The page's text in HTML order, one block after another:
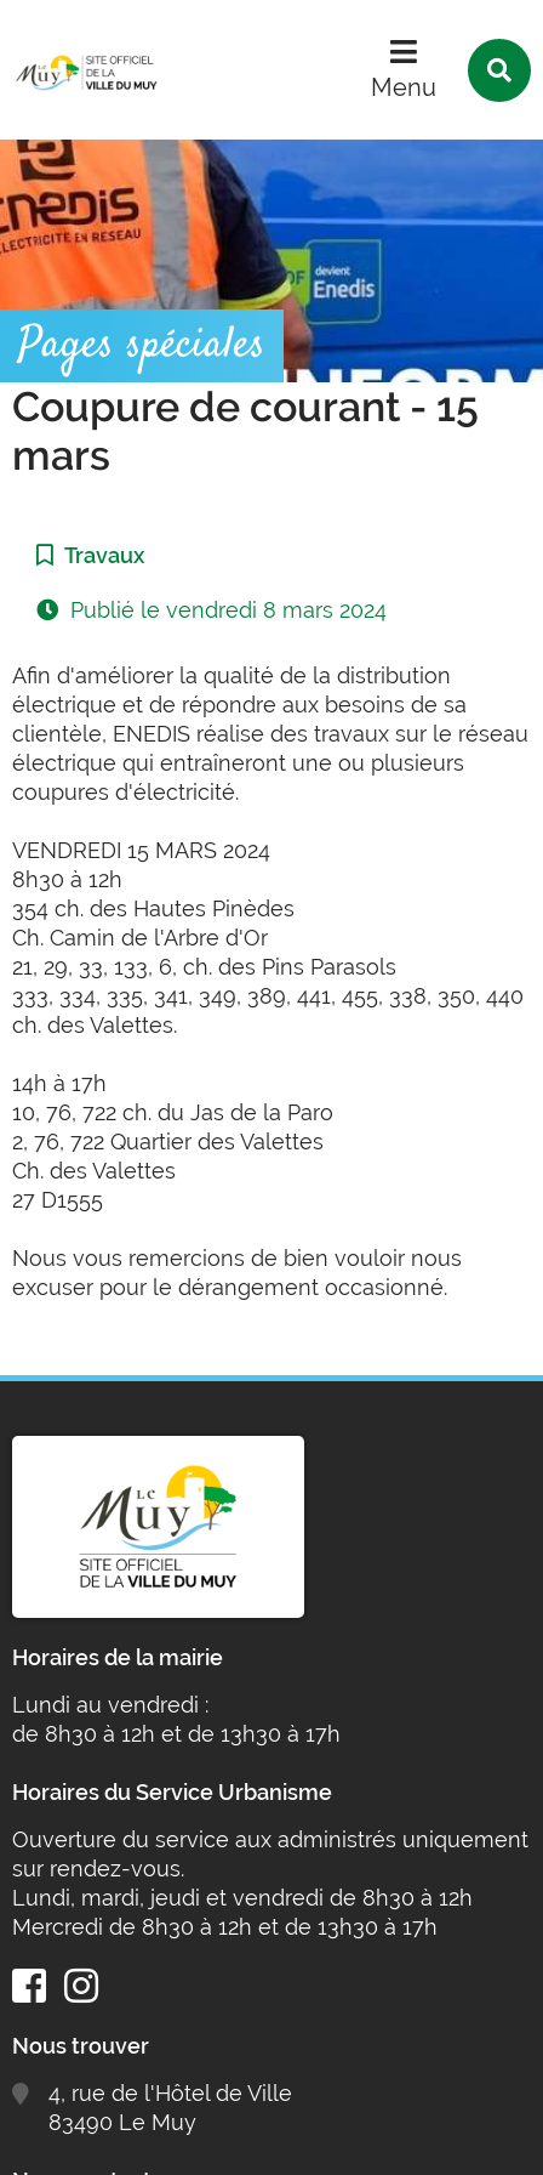
Menu
Pages spéciales
Coupure de courant - 15
mars
Catégorie :
Travaux
Publié le vendredi 8 mars 2024
Afin d'améliorer la qualité de la distribution
électrique et de répondre aux besoins de sa
clientèle, ENEDIS réalise des travaux sur le réseau
électrique qui entraîneront une ou plusieurs
coupures d'électricité.
VENDREDI 15 MARS 2024
8h30 à 12h
354 ch. des Hautes Pinèdes
Ch. Camin de l'Arbre d'Or
21, 29, 33, 133, 6, ch. des Pins Parasols
333, 334, 335, 341, 349, 389, 441, 455, 338, 350, 440
ch. des Valettes.
14h à 17h
10, 76, 722 ch. du Jas de la Paro
2, 76, 722 Quartier des Valettes
Ch. des Valettes
27 D1555
Nous vous remercions de bien vouloir nous
excuser pour le dérangement occasionné.
Horaires de la mairie
Lundi au vendredi :
de 8h30 à 12h et de 13h30 à 17h
Horaires du Service Urbanisme
Ouverture du service aux administrés uniquement
sur rendez-vous.
Lundi, mardi, jeudi et vendredi de 8h30 à 12h
Mercredi de 8h30 à 12h et de 13h30 à 17h
Nous trouver
4, rue de l'Hôtel de Ville
83490 Le Muy